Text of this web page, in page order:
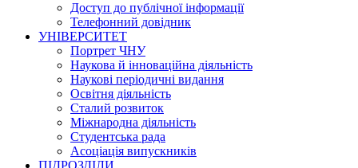
Доступ до публічної інформації
Телефонний довідник
УНІВЕРСИТЕТ
Портрет ЧНУ
Наукова й інноваційна діяльність
Наукові періодичні видання
Освітня діяльність
Сталий розвиток
Міжнародна діяльність
Студентська рада
Асоціація випускників
ПІДРОЗДІЛИ